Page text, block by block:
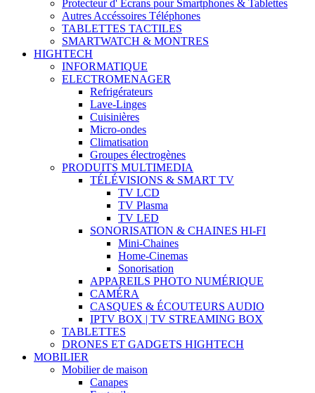
Protecteur d' Écrans pour Smartphones & Tablettes
Autres Accéssoires Téléphones
TABLETTES TACTILES
SMARTWATCH & MONTRES
HIGHTECH
INFORMATIQUE
ELECTROMENAGER
Refrigérateurs
Lave-Linges
Cuisinières
Micro-ondes
Climatisation
Groupes électrogènes
PRODUITS MULTIMEDIA
TÉLÉVISIONS & SMART TV
TV LCD
TV Plasma
TV LED
SONORISATION & CHAINES HI-FI
Mini-Chaines
Home-Cinemas
Sonorisation
APPAREILS PHOTO NUMÉRIQUE
CAMÉRA
CASQUES & ÉCOUTEURS AUDIO
IPTV BOX | TV STREAMING BOX
TABLETTES
DRONES ET GADGETS HIGHTECH
MOBILIER
Mobilier de maison
Canapes